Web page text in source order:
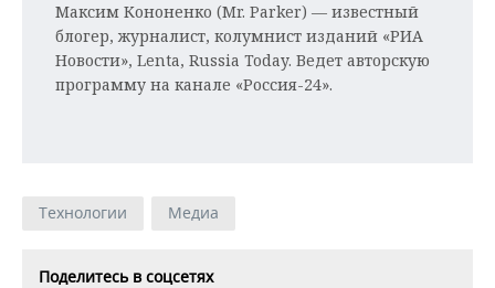
Максим Кононенко (Mr. Parker) — известный
блогер, журналист, колумнист изданий «РИА
Новости», Lenta, Russia Today. Ведет авторскую
программу на канале «Россия-24».
Технологии Медиа
Поделитесь в соцсетях